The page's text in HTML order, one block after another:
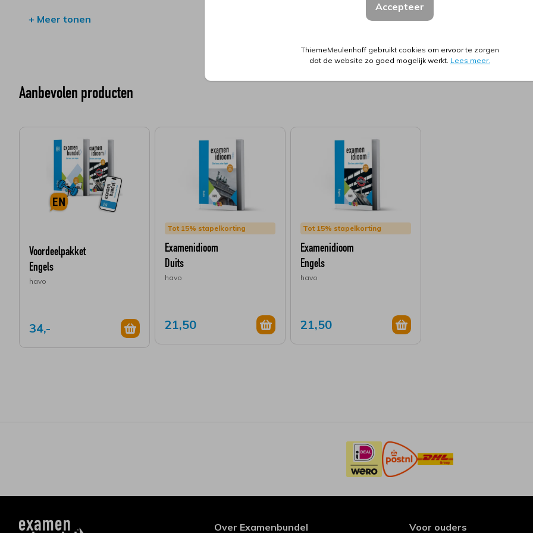
handige voorbeeldzinnen;
meteen toegang tot de online leeromgeving Mijn Examenbundel, met het digiboek en
in huis om te slagen en bespaar je 20%. Voeg
Zeker Slagen!
toe met tips over
plannen, leren en motivatie. Ook de
flashcardszijn handig om te gebruiken bij het
leren! Examenbundel is al ruim 45 jaar dé perfecte voorbereiding op je eindexamen.
+ Meer tonen
Aanbevolen producten
Voordeelpakket
Engels
havo
34,-
Tot 15% stapelkorting
Examenidioom
Duits
havo
21,50
Tot 15% stapelkorting
Examenidioom
Engels
havo
21,50
Over Examenbundel Voor ouders
Accepteer
ThiemeMeulenhoff gebruikt cookies om ervoor te zorgen
dat de website zo goed mogelijk werkt. Lees meer.